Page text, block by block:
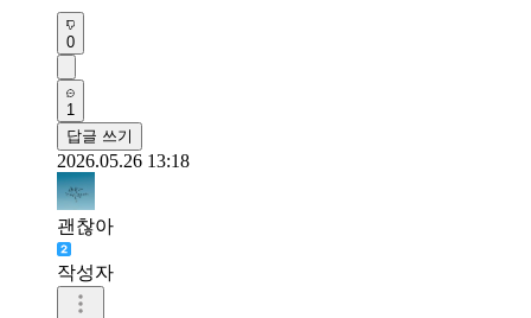
0
1
답글 쓰기
2026.05.26 13:18
괜찮아
작성자